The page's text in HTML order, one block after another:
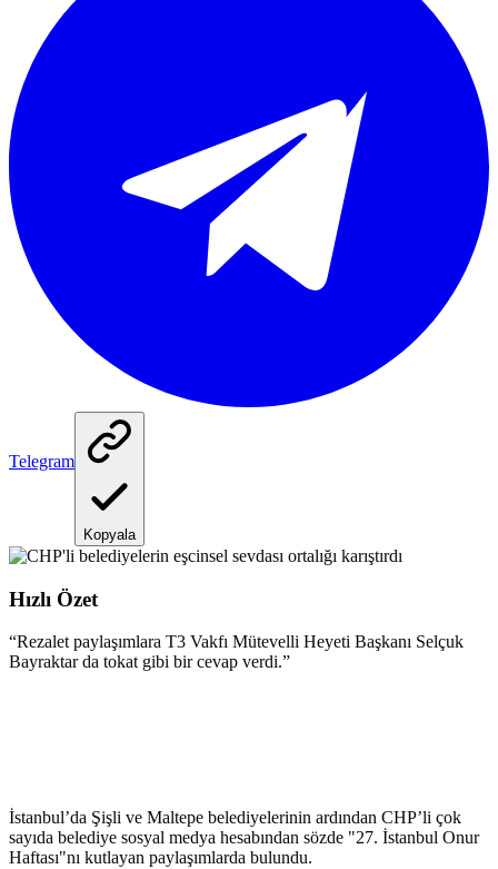
Telegram
Kopyala
Hızlı Özet
“Rezalet paylaşımlara T3 Vakfı Mütevelli Heyeti Başkanı Selçuk
Bayraktar da tokat gibi bir cevap verdi.”
İstanbul’da Şişli ve Maltepe belediyelerinin ardından CHP’li çok
sayıda belediye sosyal medya hesabından sözde "27. İstanbul Onur
Haftası"nı kutlayan paylaşımlarda bulundu.